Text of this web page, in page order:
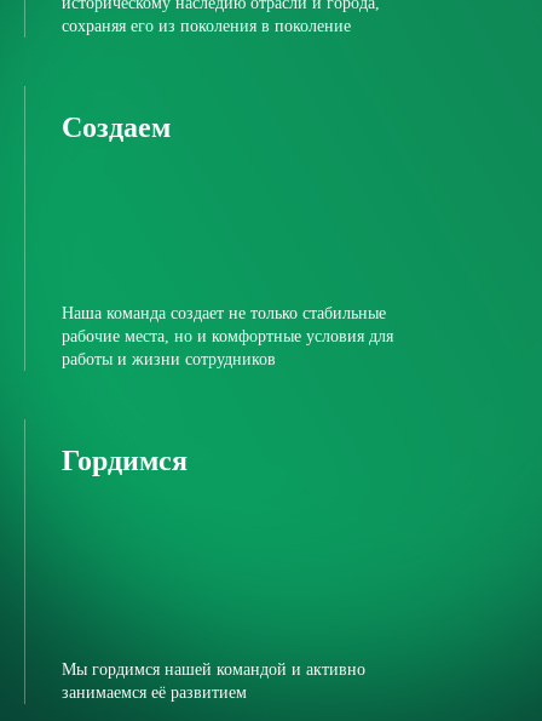
сохраняя его из поколения в поколение
Создаем
Наша команда создает не только стабильные
рабочие места, но и комфортные условия для
работы и жизни сотрудников
Гордимся
Мы гордимся нашей командой и активно
занимаемся её развитием